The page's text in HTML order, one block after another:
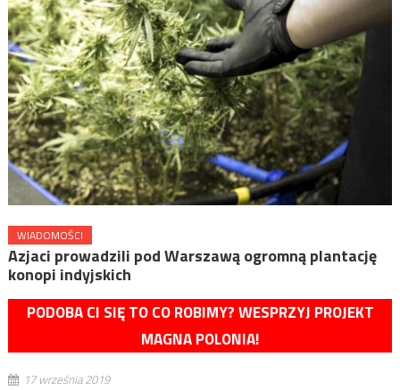
WIADOMOŚCI
Azjaci prowadzili pod Warszawą ogromną plantację
konopi indyjskich
PODOBA CI SIĘ TO CO ROBIMY? WESPRZYJ PROJEKT
MAGNA POLONIA!
17 września 2019